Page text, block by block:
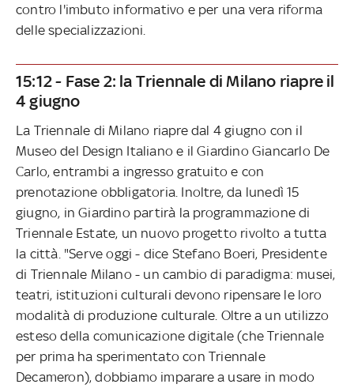
contro l'imbuto informativo e per una vera riforma
delle specializzazioni.
15:12 - Fase 2: la Triennale di Milano riapre il
4 giugno
La Triennale di Milano riapre dal 4 giugno con il
Museo del Design Italiano e il Giardino Giancarlo De
Carlo, entrambi a ingresso gratuito e con
prenotazione obbligatoria. Inoltre, da lunedì 15
giugno, in Giardino partirà la programmazione di
Triennale Estate, un nuovo progetto rivolto a tutta
la città. "Serve oggi - dice Stefano Boeri, Presidente
di Triennale Milano - un cambio di paradigma: musei,
teatri, istituzioni culturali devono ripensare le loro
modalità di produzione culturale. Oltre a un utilizzo
esteso della comunicazione digitale (che Triennale
per prima ha sperimentato con Triennale
Decameron), dobbiamo imparare a usare in modo